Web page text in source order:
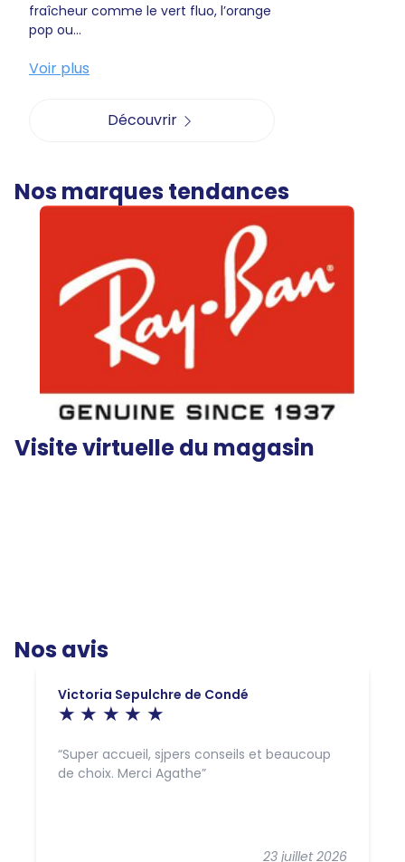
fraîcheur comme le vert fluo, l’orange
pop ou...
Voir plus
Découvrir
Nos marques tendances
Visite virtuelle du magasin
Nos avis
Victoria Sepulchre de Condé
23 juillet 2026
Super accueil, sjpers conseils et beaucoup
de choix. Merci Agathe